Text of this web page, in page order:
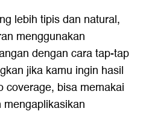
lebih tipis dan natural,
menggunakan
dengan cara tap-tap
jika kamu ingin hasil
coverage, bisa memakai